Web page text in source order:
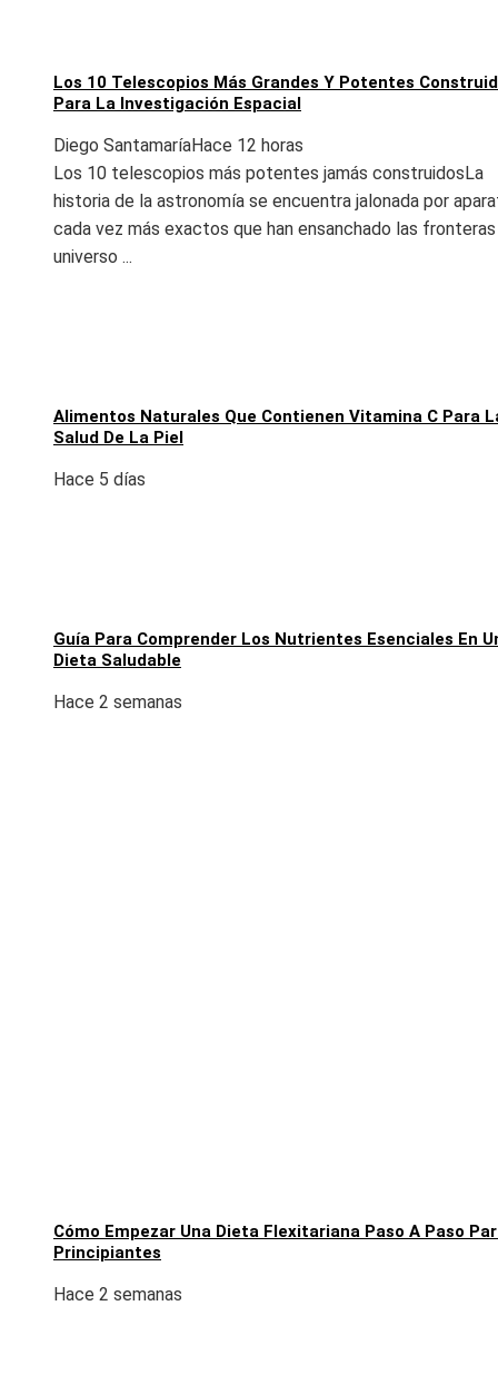
Los 10 Telescopios Más Grandes Y Potentes
Para La Investigación Espacial
Diego SantamaríaHace 12 horas
Los 10 telescopios más potentes jamás construidosLa
historia de la astronomía se encuentra jalonada por
cada vez más exactos que han ensanchado las
universo ...
Alimentos Naturales Que Contienen Vitamina C Para
Salud De La Piel
Hace 5 días
Guía Para Comprender Los Nutrientes Esenciales En
Dieta Saludable
Hace 2 semanas
Cómo Empezar Una Dieta Flexitariana Paso A Paso
Principiantes
Hace 2 semanas